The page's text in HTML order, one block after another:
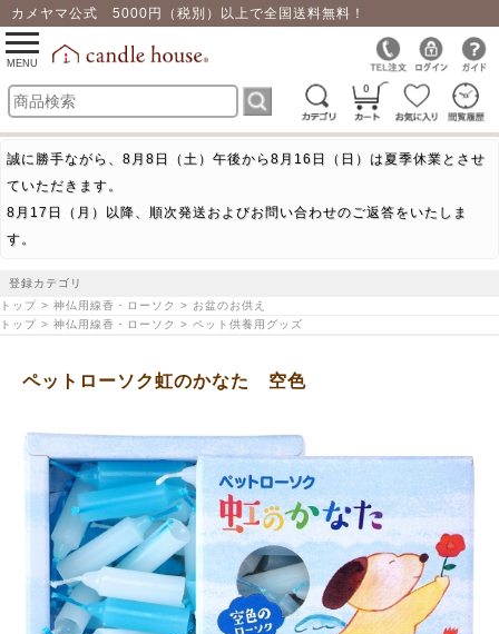
カメヤマ公式 5000円（税別）以上で全国送料無料！
0
toggle
navigation
MENU
誠に勝手ながら、8月8日（土）午後から8月16日（日）は夏季休業とさせ
ていただきます。
8月17日（月）以降、順次発送およびお問い合わせのご返答をいたしま
す。
登録カテゴリ
トップ > 神仏用線香・ローソク > お盆のお供え
トップ > 神仏用線香・ローソク > ペット供養用グッズ
ペットローソク虹のかなた 空色